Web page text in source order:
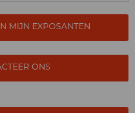
MIJN EXPOSANTEN
ONS